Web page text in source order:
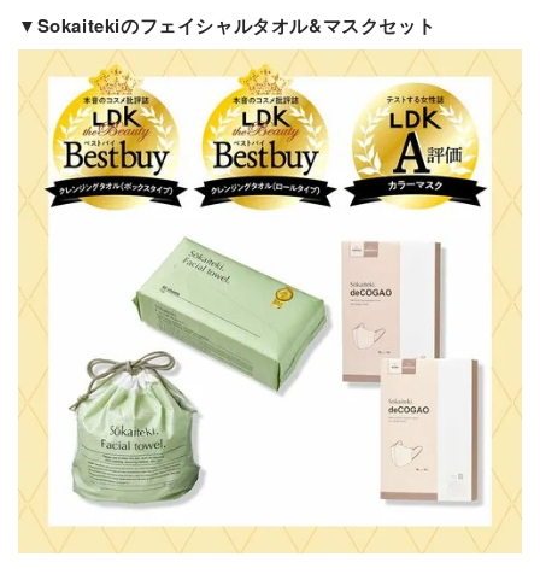
▼Sokaitekiのフェイシャルタオル&マスクセット